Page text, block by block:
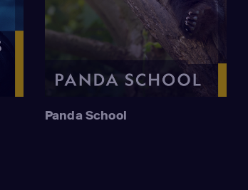
Panda School